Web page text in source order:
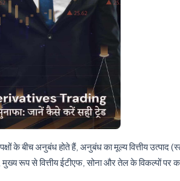
पक्षों के बीच अनुबंध होते हैं, अनुबंध का मूल्य वित्तीय
मुख्य रूप से वित्तीय ईटीएफ, सोना और तेल के विकल्पों पर